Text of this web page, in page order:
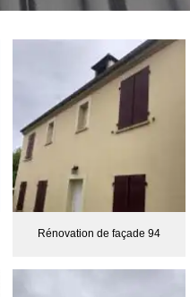
Rénovation de façade 94